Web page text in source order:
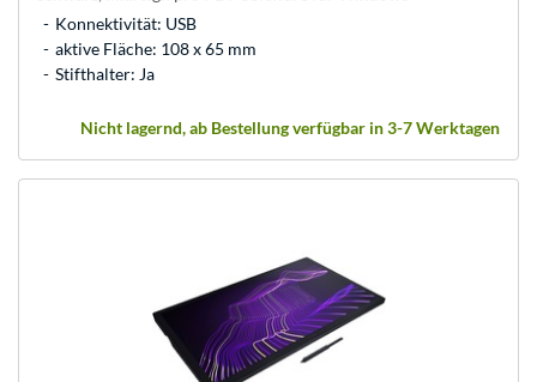
Konnektivität: USB
aktive Fläche: 108 x 65 mm
Stifthalter: Ja
Nicht lagernd, ab Bestellung verfügbar in 3-7 Werktagen